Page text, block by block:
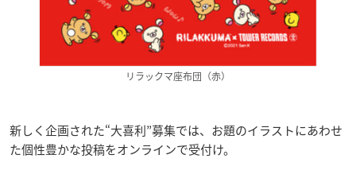
リラックマ座布団（赤）
新しく企画された“大喜利”募集では、お題のイラストにあわせ
た個性豊かな投稿をオンラインで受付け。